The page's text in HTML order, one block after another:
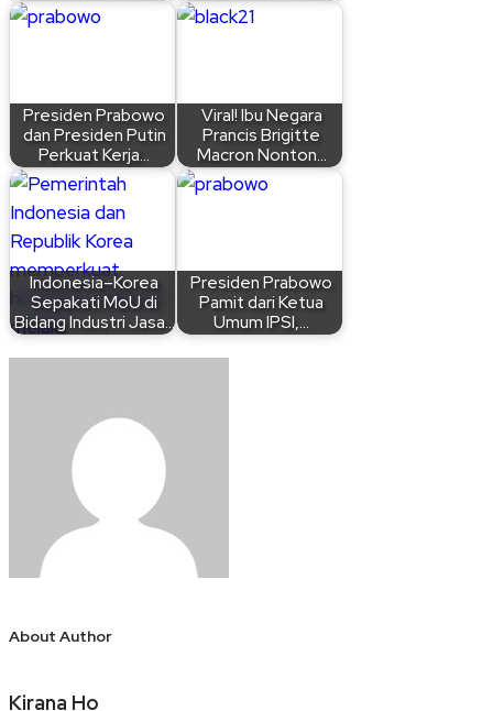
Presiden Prabowo
dan Presiden Putin
Perkuat Kerja…
Viral! Ibu Negara
Prancis Brigitte
Macron Nonton…
Indonesia–Korea
Sepakati MoU di
Bidang Industri Jasa…
Presiden Prabowo
Pamit dari Ketua
Umum IPSI,…
About Author
Kirana Ho